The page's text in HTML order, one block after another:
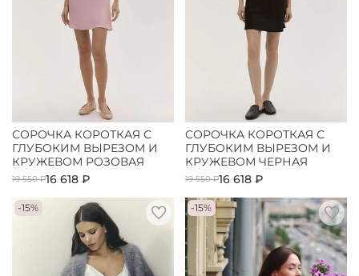
СОРОЧКА КОРОТКАЯ С
ГЛУБОКИМ ВЫРЕЗОМ И
КРУЖЕВОМ РОЗОВАЯ
19 550 ₽16 618 ₽
СОРОЧКА КОРОТКАЯ С
ГЛУБОКИМ ВЫРЕЗОМ И
КРУЖЕВОМ ЧЕРНАЯ
19 550 ₽16 618 ₽
-15% -15%